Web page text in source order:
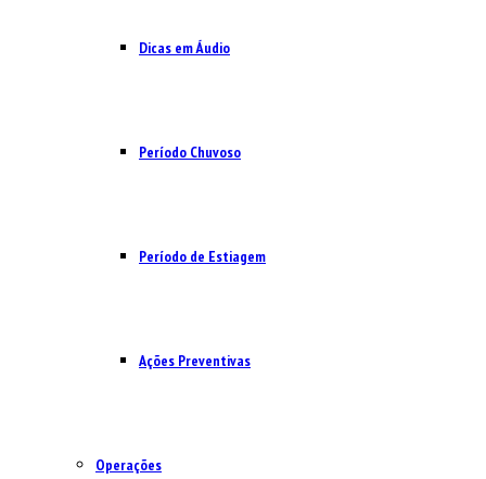
Dicas em Áudio
Período Chuvoso
Período de Estiagem
Ações Preventivas
Operações